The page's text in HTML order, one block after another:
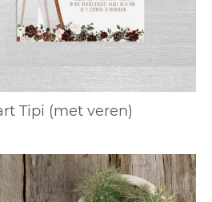
Tipi (met veren)